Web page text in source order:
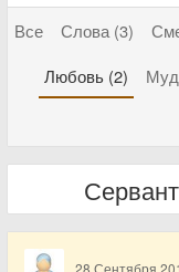
Все Слова (3)
Любовь (2)
28 Сентября